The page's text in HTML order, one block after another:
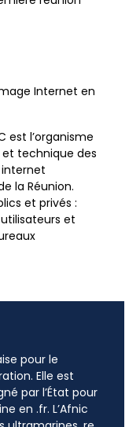
Internet en
est l’organisme
technique des
la Réunion.
et privés :
et
pour le
Elle est
par l’État pour
en .fr. L’Afnic